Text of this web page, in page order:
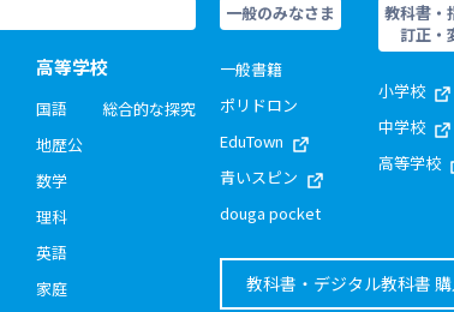
高等学校
国語
地歴公
数学
理科
英語
家庭
総合的な探究
一般のみなさま
一般書籍
ポリドロン
EduTown
青いスピン
douga pocket
教科書・
訂正・
小学校
中学校
高等学校
教科書・デジタル教科書